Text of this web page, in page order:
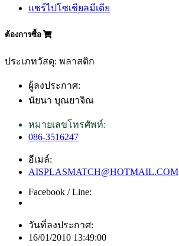
แชร์ไปโซเชียลมีเดีย
ต้องการซื้อ
ประเภทวัสดุ: พลาสติก
ผู้ลงประกาศ:
นัยนา บุณยาจิณ
หมายเลขโทรศัพท์:
086-3516247
อีเมล์:
AISPLASMATCH@HOTMAIL.COM
Facebook / Line:
วันที่ลงประกาศ:
16/01/2010 13:49:00